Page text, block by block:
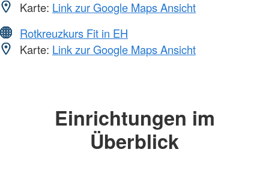
Karte: Link zur Google Maps Ansicht
Rotkreuzkurs Fit in EH
Karte: Link zur Google Maps Ansicht
Einrichtungen im
Überblick